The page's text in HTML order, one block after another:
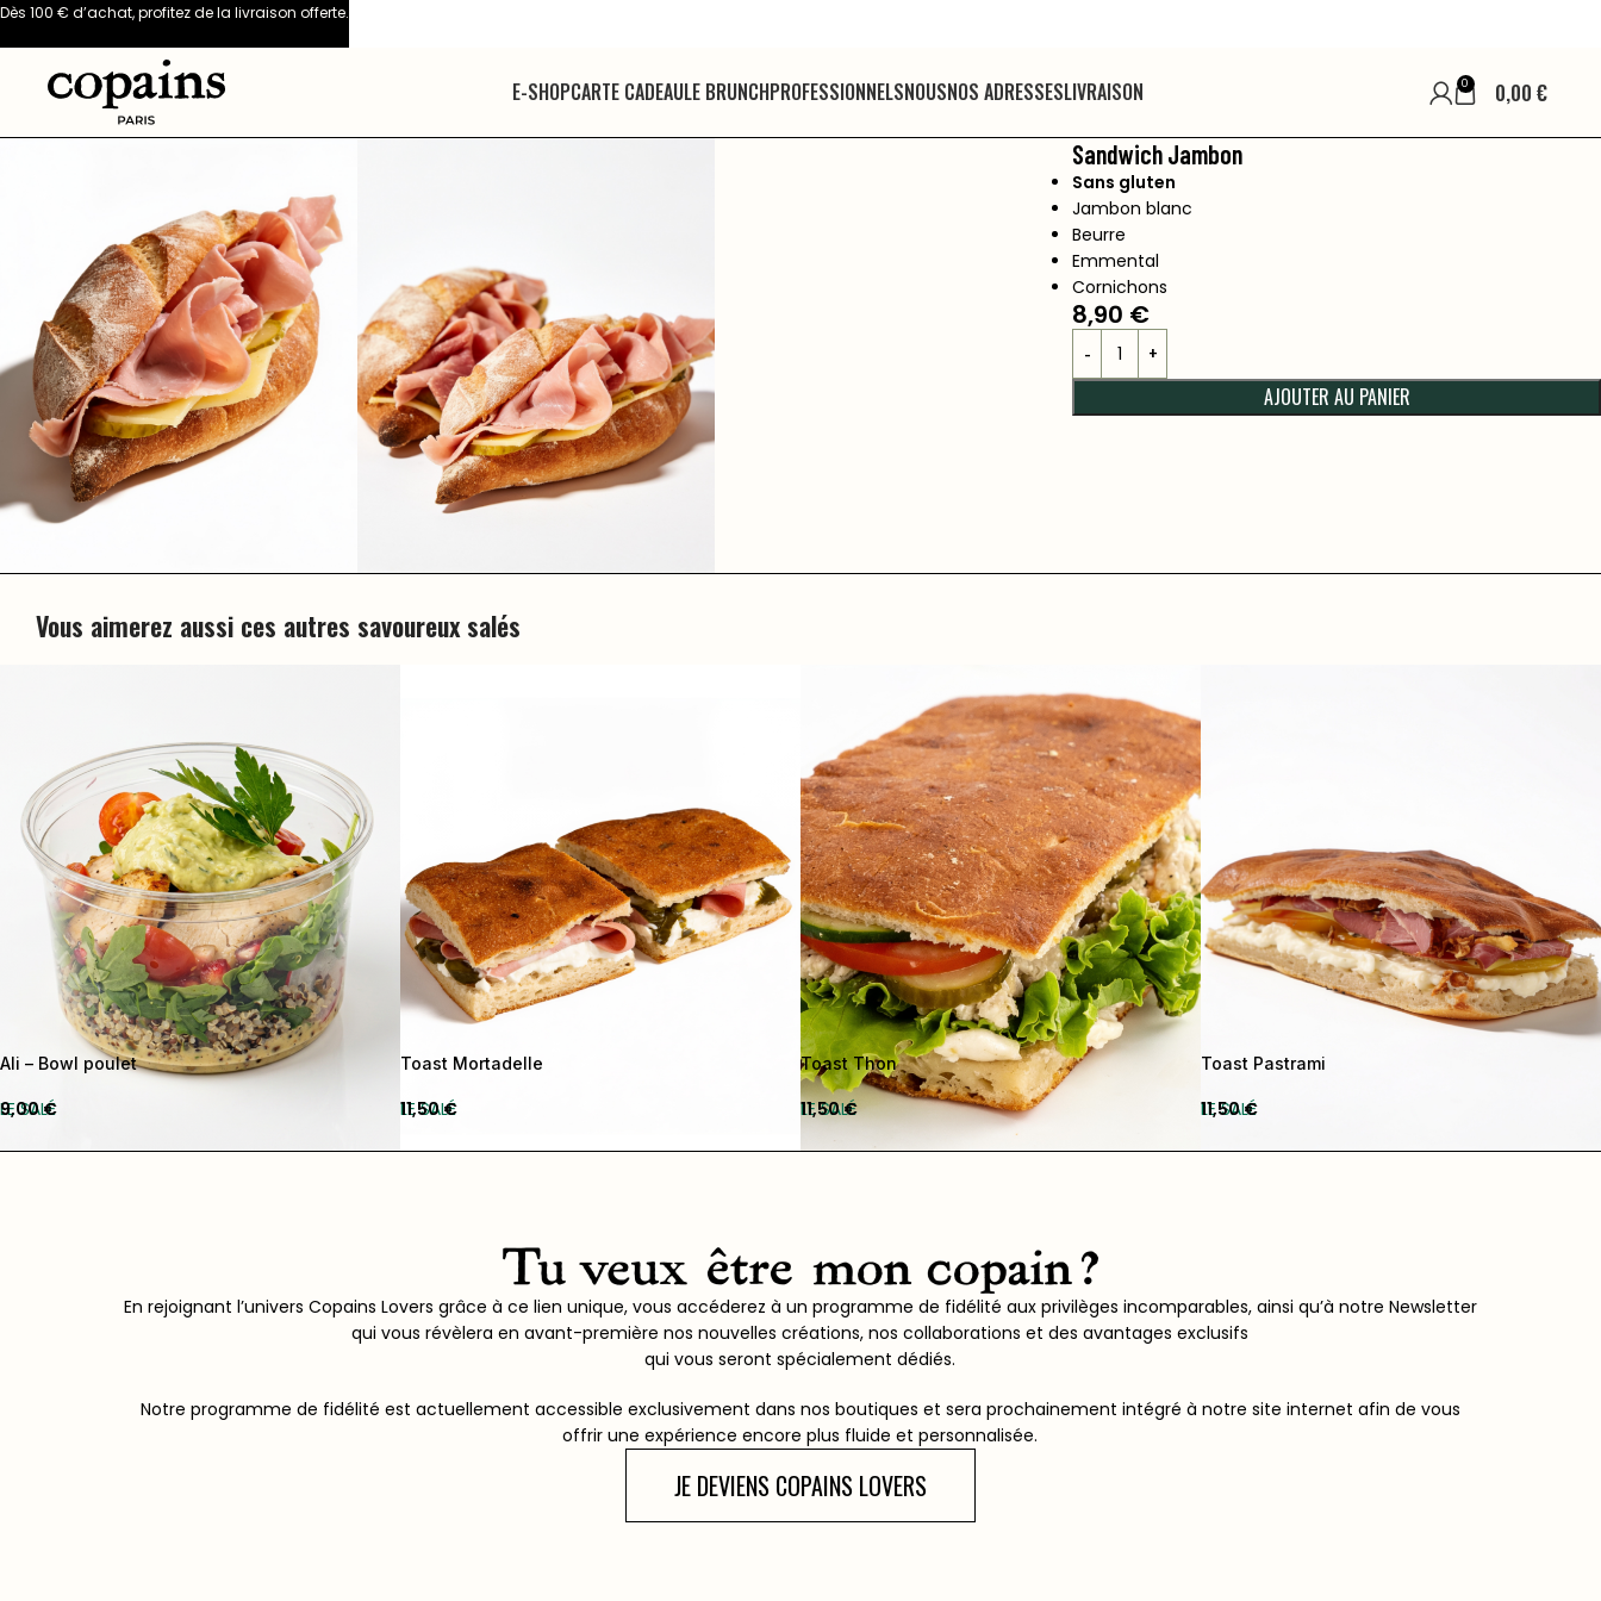
E-SHOPCARTE CADEAULE BRUNCHPROFESSIONNELSNOUSNOS ADRESSESLIVRAISON 0 0,00 €
Sandwich Jambon
Sans gluten
Jambon blanc
Beurre
Emmental
Cornichons
8,90 €
AJOUTER AU PANIER
Vous aimerez aussi ces autres savoureux salés
Ali – Bowl poulet
LE SALÉ
9,00€
Toast Mortadelle
LE SALÉ
11,50€
Toast Thon
LE SALÉ
11,50€
Toast Pastrami
LE SALÉ
11,50€
En rejoignant l’univers Copains Lovers grâce à ce lien unique, vous accéderez à un programme de fidélité aux privilèges incomparables, ainsi qu’à notre Newsletter
qui vous révèlera en avant-première nos nouvelles créations, nos collaborations et des avantages exclusifs
qui vous seront spécialement dédiés.
Notre programme de fidélité est actuellement accessible exclusivement dans nos boutiques et sera prochainement intégré à notre site internet afin de vous
offrir une expérience encore plus fluide et personnalisée.
JE DEVIENS COPAINS LOVERS
Dès 100 € d’achat, profitez de la livraison offerte.